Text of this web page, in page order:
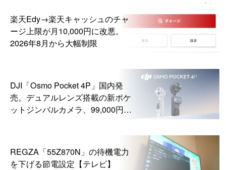
楽天Edy→楽天キャッシュのチャ
ージ上限が月10,000円に改悪。
2026年8月から大幅制限
DJI「Osmo Pocket 4P」国内発
売。デュアルレンズ搭載の新ポケ
ットジンバルカメラ、99,000円か
REGZA「55Z870N」の待機電力
を下げる節電設定【テレビ】